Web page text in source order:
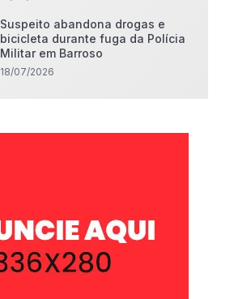
Suspeito abandona drogas e
bicicleta durante fuga da Polícia
Militar em Barroso
18/07/2026